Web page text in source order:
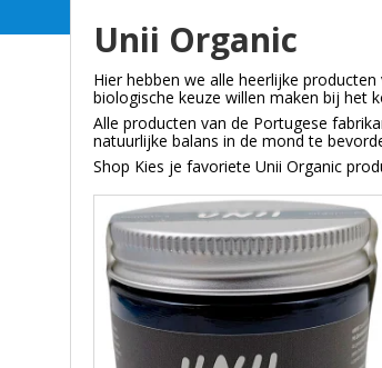
Unii Organic
Hier hebben we alle heerlijke
biologische keuze willen maken bij het
Alle producten van de Portugese
natuurlijke balans in de mond te
Shop Kies je favoriete Unii Organic